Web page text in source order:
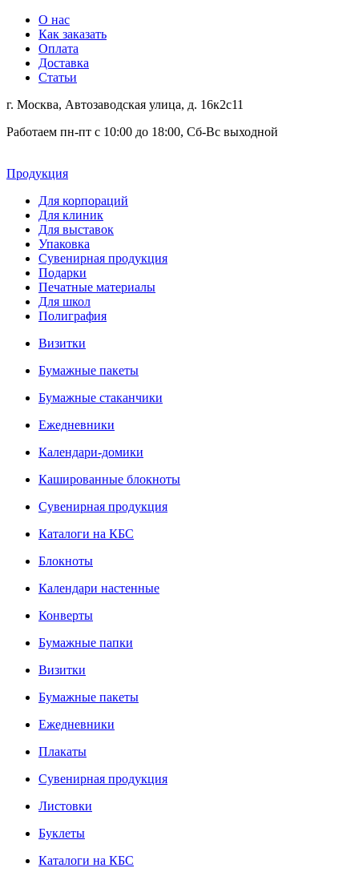
О нас
Как заказать
Оплата
Доставка
Статьи
г. Москва, Автозаводская улица, д. 16к2с11
Работаем пн-пт с 10:00 до 18:00, Сб-Вс выходной
Продукция
Для корпораций
Для клиник
Для выставок
Упаковка
Сувенирная продукция
Подарки
Печатные материалы
Для школ
Полиграфия
Визитки
Бумажные пакеты
Бумажные стаканчики
Ежедневники
Календари-домики
Кашированные блокноты
Сувенирная продукция
Каталоги на КБС
Блокноты
Календари настенные
Конверты
Бумажные папки
Визитки
Бумажные пакеты
Ежедневники
Плакаты
Сувенирная продукция
Листовки
Буклеты
Каталоги на КБС